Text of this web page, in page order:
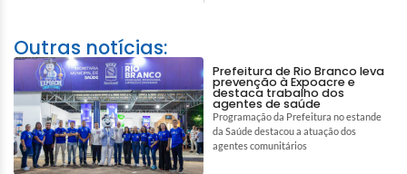
Outras notícias:
Prefeitura de Rio Branco leva
prevenção à Expoacre e
destaca trabalho dos
agentes de saúde
Programação da Prefeitura no estande
da Saúde destacou a atuação dos
agentes comunitários